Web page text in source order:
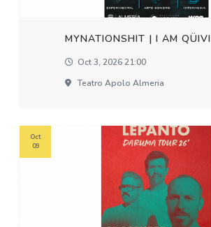
MYNATIONSHIT | I AM QÜIVI
Oct 3, 2026 21:00
Teatro Apolo Almeria
Oct
09